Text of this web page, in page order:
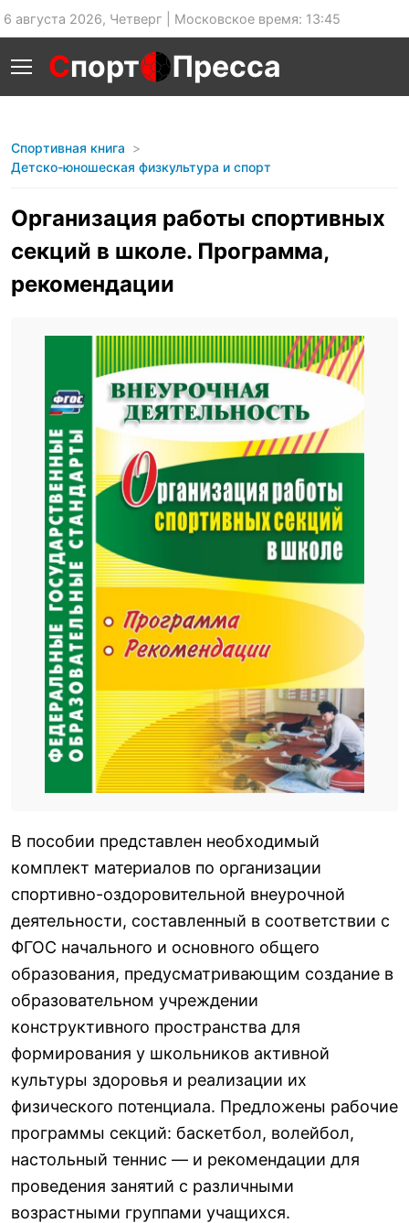
6 августа 2026, Четверг | Московское время: 13:45
Спорт Пресса
Спортивная книга
Детско-юношеская физкультура и спорт
Организация работы спортивных
секций в школе. Программа,
рекомендации
В пособии представлен необходимый
комплект материалов по организации
спортивно-оздоровительной внеурочной
деятельности, составленный в соответствии с
ФГОС начального и основного общего
образования, предусматривающим создание в
образовательном учреждении
конструктивного пространства для
формирования у школьников активной
культуры здоровья и реализации их
физического потенциала. Предложены рабочие
программы секций: баскетбол, волейбол,
настольный теннис — и рекомендации для
проведения занятий с различными
возрастными группами учащихся.